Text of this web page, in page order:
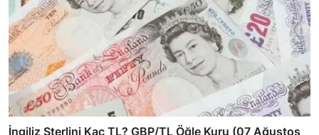
İngiliz Sterlini Kaç TL? GBP/TL Öğle Kuru (07 Ağustos